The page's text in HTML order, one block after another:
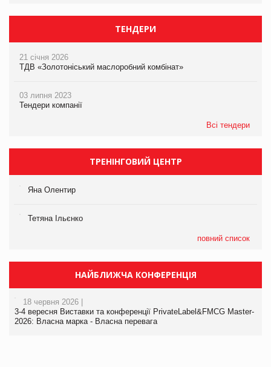
ТЕНДЕРИ
21 січня 2026
ТДВ «Золотоніський маслоробний комбінат»
03 липня 2023
Тендери компанії
Всі тендери
ТРЕНІНГОВИЙ ЦЕНТР
Яна Олентир
Тетяна Ільєнко
повний список
НАЙБЛИЖЧА КОНФЕРЕНЦІЯ
18 червня 2026 |
3-4 вересня Виставки та конференції PrivateLabel&FMCG Master-
2026: Власна марка - Власна перевага